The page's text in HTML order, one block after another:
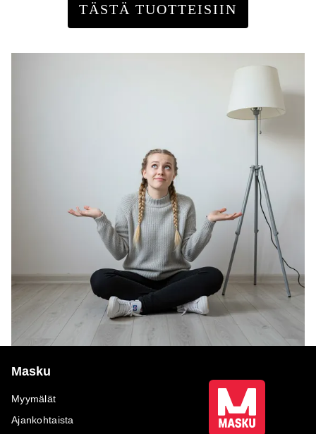
TÄSTÄ TUOTTEISIIN
Masku
Myymälät
Ajankohtaista